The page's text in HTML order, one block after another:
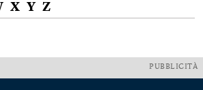
X Y Z
PUBBLICITÀ